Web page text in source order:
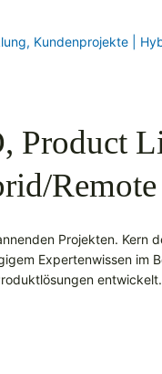
Kundenprojekte |
Product
Projekten. Kern
Expertenwissen im
entwickelt.